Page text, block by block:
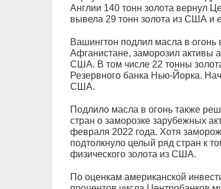
Англии 140 тонн золота вернул
вывела 29 тонн золота из США и
Вашингтон подлил масла в огонь
Афганистане, заморозил активы
США. В том числе 22 тонны
Резервного банка Нью-Йорка.
США.
Подлило масла в огонь также
стран о заморозке зарубежных
февраля 2022 года. Хотя
подтолкнуло целый ряд стран к
физического золота из США.
По оценкам американской